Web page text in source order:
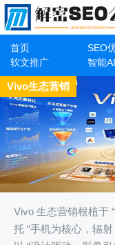
首页 SEO
软文推广
智能AI
Vivo生态营销
Vivo 生态营销根植于
托 “手机为核心，辐